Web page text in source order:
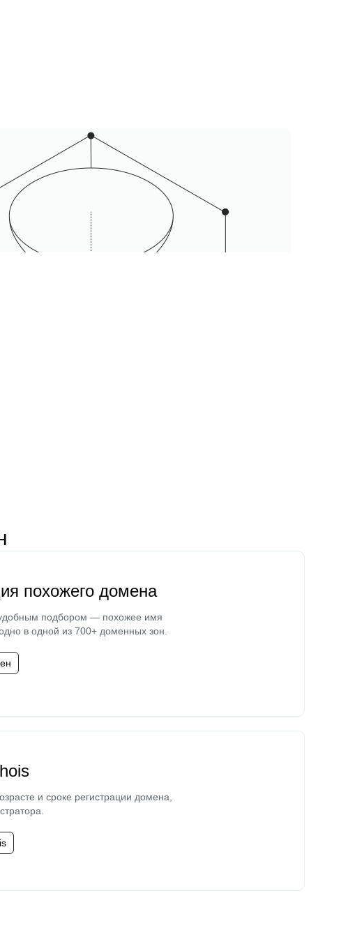
похожего домена
удобным подбором — похожее имя
в одной из 700+ доменных зон.
и сроке регистрации домена,